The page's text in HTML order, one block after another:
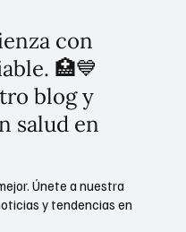
con
🏥💙
blog y
salud en
Únete a nuestra
y tendencias en